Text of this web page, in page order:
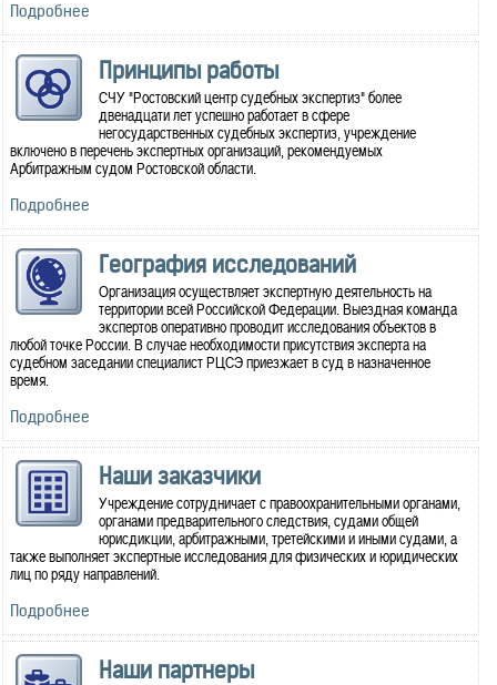
Подробнее
Принципы работы
СЧУ "Ростовский центр судебных экспертиз" более
двенадцати лет успешно работает в сфере
негосударственных судебных экспертиз, учреждение
включено в перечень экспертных организаций, рекомендуемых
Арбитражным судом Ростовской области.
Подробнее
География исследований
Организация осуществляет экспертную деятельность на
территории всей Российской Федерации. Выездная команда
экспертов оперативно проводит исследования объектов в
любой точке России. В случае необходимости присутствия эксперта на
судебном заседании специалист РЦСЭ приезжает в суд в назначенное
время.
Подробнее
Наши заказчики
Учреждение сотрудничает с правоохранительными органами,
органами предварительного следствия, судами общей
юрисдикции, арбитражными, третейскими и иными судами, а
также выполняет экспертные исследования для физических и юридических
лиц по ряду направлений.
Подробнее
Наши партнеры